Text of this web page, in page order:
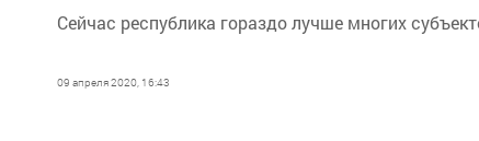
Сейчас республика гораздо лучше многих
09 апреля 2020, 16:43